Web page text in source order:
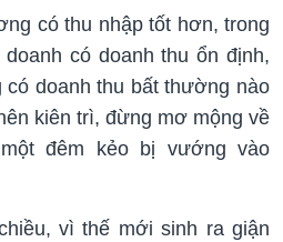
có thu nhập tốt hơn, trong
có doanh thu ổn định,
có doanh thu bất thường nào
kiên trì, đừng mơ mộng về
đêm kẻo bị vướng vào
vì thế mới sinh ra giận